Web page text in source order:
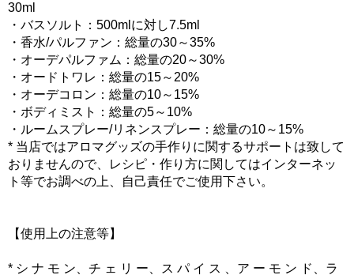
30ml
・バスソルト：500mlに対し7.5ml
・香水/パルファン：総量の30～35%
・オーデパルファム：総量の20～30%
・オードトワレ：総量の15～20%
・オーデコロン：総量の10～15%
・ボディミスト：総量の5～10%
・ルームスプレー/リネンスプレー：総量の10～15%
* 当店ではアロマグッズの手作りに関するサポートは致して
おりませんので、レシピ・作り方に関してはインターネッ
ト等でお調べの上、自己責任でご使用下さい。
【使用上の注意等】
* シ ナ モ ン、チ ェ リ ー、ス パ イ ス 、ア ー モ ン ド、ラ